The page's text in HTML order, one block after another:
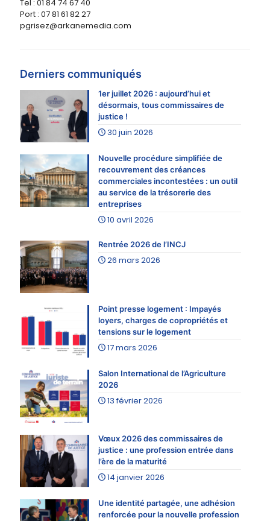
Tel : 01 84 74 67 40
Port : 07 81 61 82 27
pgrisez@arkanemedia.com
Derniers communiqués
1er juillet 2026 : aujourd’hui et
désormais, tous commissaires de
justice !
30 juin 2026
Nouvelle procédure simplifiée de
recouvrement des créances
commerciales incontestées : un outil
au service de la trésorerie des
entreprises
10 avril 2026
Rentrée 2026 de l’INCJ
26 mars 2026
Point presse logement : Impayés
loyers, charges de copropriétés et
tensions sur le logement
17 mars 2026
Salon International de l’Agriculture
2026
13 février 2026
Vœux 2026 des commissaires de
justice : une profession entrée dans
l’ère de la maturité
14 janvier 2026
Une identité partagée, une adhésion
renforcée pour la nouvelle profession